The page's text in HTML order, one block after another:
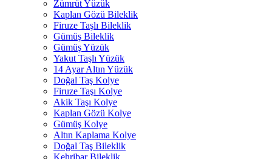
Zümrüt Yüzük
Kaplan Gözü Bileklik
Firuze Taşlı Bileklik
Gümüş Bileklik
Gümüş Yüzük
Yakut Taşlı Yüzük
14 Ayar Altın Yüzük
Doğal Taş Kolye
Firuze Taşı Kolye
Akik Taşı Kolye
Kaplan Gözü Kolye
Gümüş Kolye
Altın Kaplama Kolye
Doğal Taş Bileklik
Kehribar Bileklik